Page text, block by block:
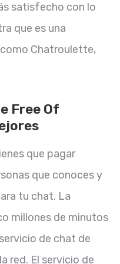
satisfecho con lo
que es una
Chatroulette,
Free Of
que pagar
que conoces y
tu chat. La
millones de minutos
de chat de
red. El servicio de